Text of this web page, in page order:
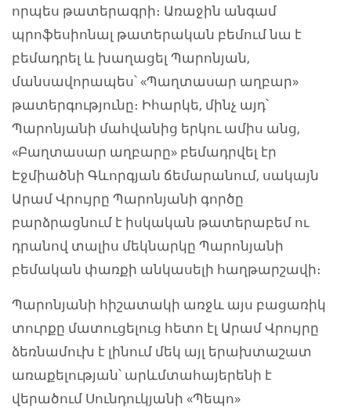
որպես թատերագրի։ Առաջին անգամ
պրոֆեսիոնալ թատերական բեմում նա է
բեմադրել և խաղացել Պարոնյան,
մանսավորապես՝ «Պաղտասար աղբար»
թատերգությունը։ Իհարկե, մինչ այդ՝
Պարոնյանի մահվանից երկու ամիս անց,
«Բաղտասար աղբարը» բեմադրվել էր
Էջմիածնի Գևորգյան ճեմարանում, սակայն
Արամ Վրույրը Պարոնյանի գործը
բարձրացնում է իսկական թատերաբեմ ու
դրանով տալիս մեկնարկը Պարոնյանի
բեմական փառքի անկասելի հաղթարշավի։
Պարոնյանի հիշատակի առջև այս բացառիկ
տուրքը մատուցելուց հետո էլ Արամ Վրույրը
ձեռնամուխ է լինում մեկ այլ երախտաշատ
առաքելության՝ արևմտահայերենի է
վերածում Սունդուկյանի «Պեպո»